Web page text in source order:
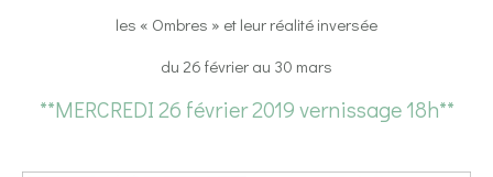
les « Ombres » et leur réalité inversée
du 26 février au 30 mars
**MERCREDI 26 février 2019 vernissage 18h**